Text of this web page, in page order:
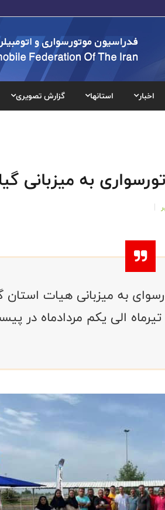
اخبار استانها گزارش تصویری
به میزبانی
به میزبانی هیات استان
آکادمی فدراسیون طی روزهای 29 تیرماه الی یکم